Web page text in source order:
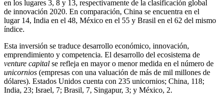
en los lugares 3, 8 y 13, respectivamente de la clasificación global
de innovación 2020. En comparación, China se encuentra en el
lugar 14, India en el 48, México en el 55 y Brasil en el 62 del mismo
índice.
Esta inversión se traduce desarrollo económico, innovación,
emprendimiento y competencia. El desarrollo del ecosistema de
venture capital se refleja en mayor o menor medida en el número de
unicornios (empresas con una valuación de más de mil millones de
dólares). Estados Unidos cuenta con 235 unicornios; China, 118;
India, 23; Israel, 7; Brasil, 7, Singapur, 3; y México, 2.